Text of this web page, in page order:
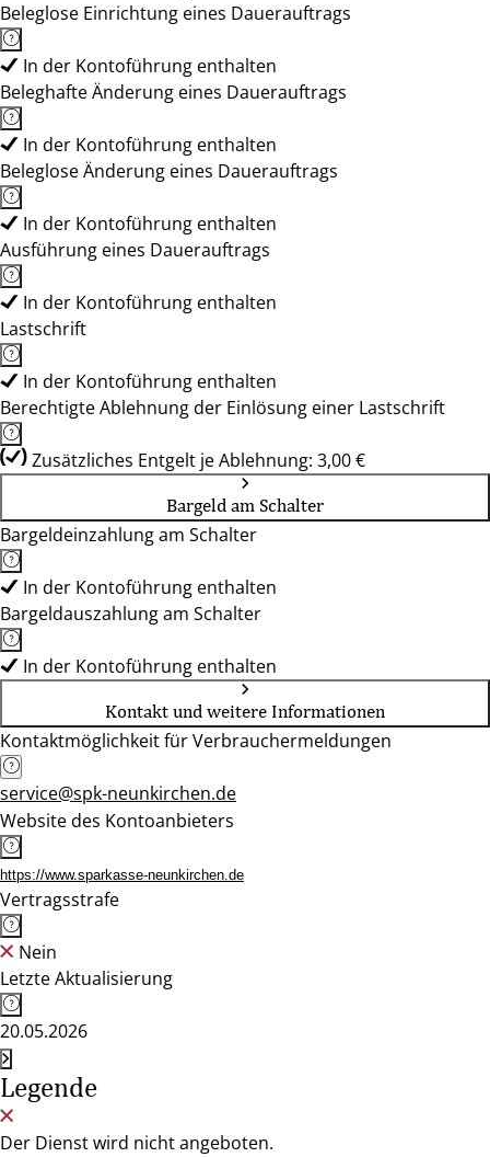
Beleglose Einrichtung eines Dauerauftrags
In der Kontoführung enthalten
Beleghafte Änderung eines Dauerauftrags
In der Kontoführung enthalten
Beleglose Änderung eines Dauerauftrags
In der Kontoführung enthalten
Ausführung eines Dauerauftrags
In der Kontoführung enthalten
Lastschrift
In der Kontoführung enthalten
Berechtigte Ablehnung der Einlösung einer Lastschrift
Zusätzliches Entgelt je Ablehnung: 3,00 €
Bargeld am Schalter
Bargeldeinzahlung am Schalter
In der Kontoführung enthalten
Bargeldauszahlung am Schalter
In der Kontoführung enthalten
Kontakt und weitere Informationen
Kontaktmöglichkeit für Verbrauchermeldungen
service@spk-neunkirchen.de
Website des Kontoanbieters
https://www.sparkasse-neunkirchen.de
Vertragsstrafe
Nein
Letzte Aktualisierung
20.05.2026
Legende
Der Dienst wird nicht angeboten.